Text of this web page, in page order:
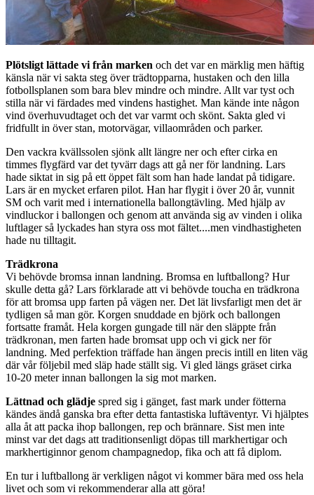
Plötsligt lättade vi från marken och det var en märklig men häftig
känsla när vi sakta steg över trädtopparna, hustaken och den lilla
fotbollsplanen som bara blev mindre och mindre. Allt var tyst och
stilla när vi färdades med vindens hastighet. Man kände inte någon
vind överhuvudtaget och det var varmt och skönt. Sakta gled vi
fridfullt in över stan, motorvägar, villaområden och parker.
Den vackra kvällssolen sjönk allt längre ner och efter cirka en
timmes flygfärd var det tyvärr dags att gå ner för landning. Lars
hade siktat in sig på ett öppet fält som han hade landat på tidigare.
Lars är en mycket erfaren pilot. Han har flygit i över 20 år, vunnit
SM och varit med i internationella ballongtävling. Med hjälp av
vindluckor i ballongen och genom att använda sig av vinden i olika
luftlager så lyckades han styra oss mot fältet....men vindhastigheten
hade nu tilltagit.
Trädkrona
Vi behövde bromsa innan landning. Bromsa en luftballong? Hur
skulle detta gå? Lars förklarade att vi behövde toucha en trädkrona
för att bromsa upp farten på vägen ner. Det lät livsfarligt men det är
tydligen så man gör. Korgen snuddade en björk och ballongen
fortsatte framåt. Hela korgen gungade till när den släppte från
trädkronan, men farten hade bromsat upp och vi gick ner för
landning. Med perfektion träffade han ängen precis intill en liten väg
där vår följebil med släp hade ställt sig. Vi gled längs gräset cirka
10-20 meter innan ballongen la sig mot marken.
Lättnad och glädje spred sig i gänget, fast mark under fötterna
kändes ändå ganska bra efter detta fantastiska luftäventyr. Vi hjälptes
alla åt att packa ihop ballongen, rep och brännare. Sist men inte
minst var det dags att traditionsenligt döpas till markhertigar och
markhertiginnor genom champagnedop, fika och att få diplom.
En tur i luftballong är verkligen något vi kommer bära med oss hela
livet och som vi rekommenderar alla att göra!